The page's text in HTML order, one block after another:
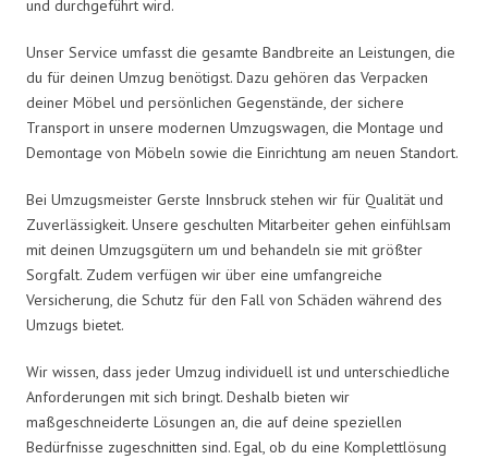
und durchgeführt wird.
Unser Service umfasst die gesamte Bandbreite an Leistungen, die
du für deinen Umzug benötigst. Dazu gehören das Verpacken
deiner Möbel und persönlichen Gegenstände, der sichere
Transport in unsere modernen Umzugswagen, die Montage und
Demontage von Möbeln sowie die Einrichtung am neuen Standort.
Bei Umzugsmeister Gerste Innsbruck stehen wir für Qualität und
Zuverlässigkeit. Unsere geschulten Mitarbeiter gehen einfühlsam
mit deinen Umzugsgütern um und behandeln sie mit größter
Sorgfalt. Zudem verfügen wir über eine umfangreiche
Versicherung, die Schutz für den Fall von Schäden während des
Umzugs bietet.
Wir wissen, dass jeder Umzug individuell ist und unterschiedliche
Anforderungen mit sich bringt. Deshalb bieten wir
maßgeschneiderte Lösungen an, die auf deine speziellen
Bedürfnisse zugeschnitten sind. Egal, ob du eine Komplettlösung